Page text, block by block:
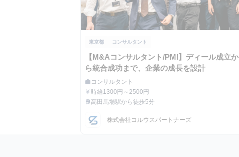
東京都 コンサルタント
【M&Aコンサルタント/PMI】ディール成立か
ら統合成功まで、企業の成長を設計
職種
work コンサルタント
給与
currency_yen 時給1300円～2500円
最寄駅
train 高田馬場駅から徒歩5分
株式会社コルウスパートナーズ